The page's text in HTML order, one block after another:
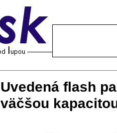
Uvedená flash
väčšou